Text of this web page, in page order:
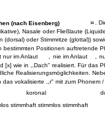
(nach Eisenberg) 31 .
Nasale oder Fließlaute
oder Stimmritze (glottal))
bestimmten Positionen auftretende
nur im Anlaut nie im Anlaut
[x] wie in ,,Dach" realisiert. Für das
Realisierungsmöglichkeiten.
vokalisierte ,,r" mit zum Phonem /
koronal
stimmhaft stimmlos stimmhaft